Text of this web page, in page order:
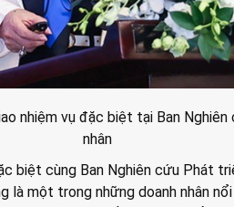
nhiệm vụ đặc biệt tại Ban
nhân
biệt cùng Ban Nghiên cứu Phát
là một trong những doanh nhân